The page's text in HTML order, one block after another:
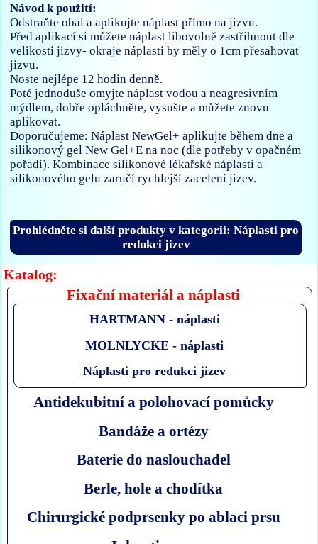
Katalog:
Fixační materiál a náplasti
HARTMANN - náplasti
MOLNLYCKE - náplasti
Náplasti pro redukci jizev
Antidekubitní a polohovací pomůcky
Bandáže a ortézy
Baterie do naslouchadel
Berle, hole a chodítka
Chirurgické podprsenky po ablaci prsu
Návod k použití:
Odstraňte obal a aplikujte náplast přímo na jizvu.
Před aplikací si můžete náplast libovolně zastřihnout dle
velikosti jizvy- okraje náplasti by měly o 1cm přesahovat
jizvu.
Noste nejlépe 12 hodin denně.
Poté jednoduše omyjte náplast vodou a neagresivním
mýdlem, dobře opláchněte, vysušte a můžete znovu
aplikovat.
Doporučujeme: Náplast NewGel+ aplikujte během dne a
silikonový gel New Gel+E na noc (dle potřeby v opačném
pořadí). Kombinace silikonové lékařské náplasti a
silikonového gelu zaručí rychlejší zacelení jizev.
Prohlédněte si další produkty v kategorii: Náplasti pro
redukci jizev